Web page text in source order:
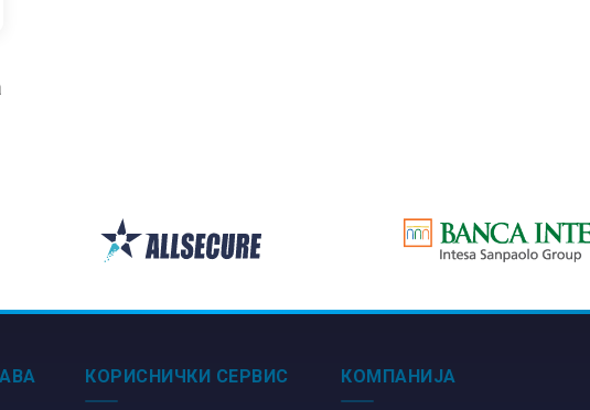
КОРИСНИЧКИ СЕРВИС КОМПАНИЈА